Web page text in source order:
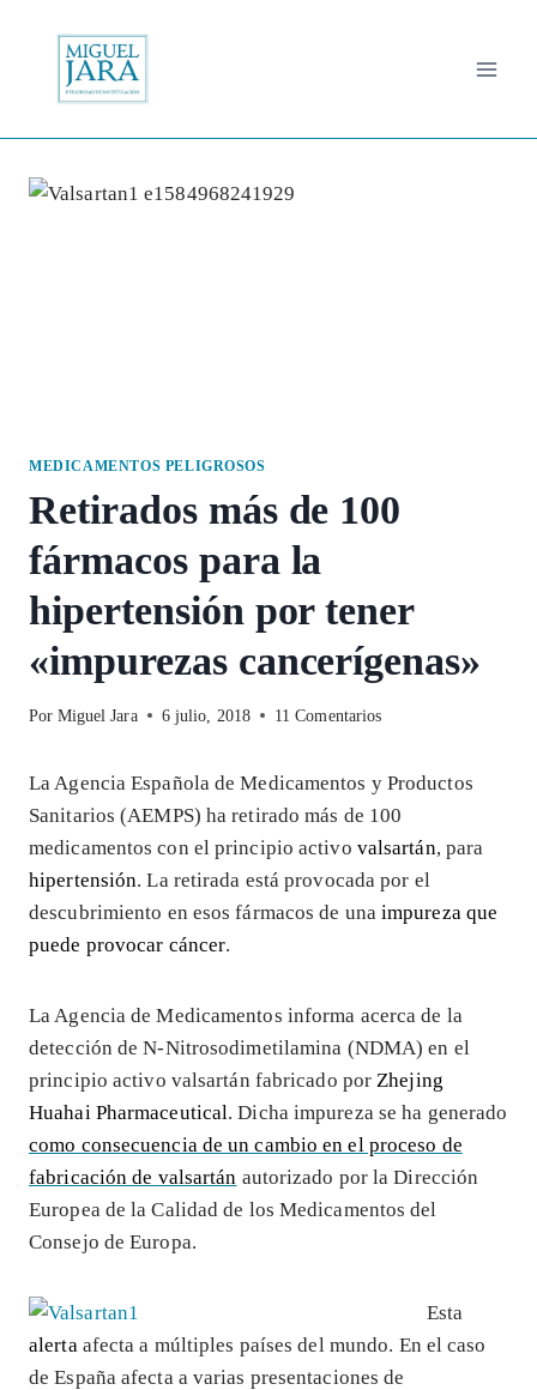
contenido
MEDICAMENTOS PELIGROSOS
Retirados más de 100
fármacos para la
hipertensión por tener
«impurezas cancerígenas»
Por Miguel Jara 6 julio, 2018 11 Comentarios
La Agencia Española de Medicamentos y Productos
Sanitarios (AEMPS) ha retirado más de 100
medicamentos con el principio activo valsartán, para
hipertensión. La retirada está provocada por el
descubrimiento en esos fármacos de una impureza que
puede provocar cáncer.
La Agencia de Medicamentos informa acerca de la
detección de N-Nitrosodimetilamina (NDMA) en el
principio activo valsartán fabricado por Zhejing
Huahai Pharmaceutical. Dicha impureza se ha generado
como consecuencia de un cambio en el proceso de
fabricación de valsartán autorizado por la Dirección
Europea de la Calidad de los Medicamentos del
Consejo de Europa.
Esta
alerta afecta a múltiples países del mundo. En el caso
de España afecta a varias presentaciones de